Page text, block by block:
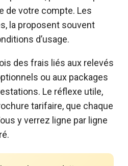
de votre compte. Les
la proposent souvent
d’usage.
des frais liés aux relevés
ou aux packages
Le réflexe utile,
tarifaire, que chaque
y verrez ligne par ligne